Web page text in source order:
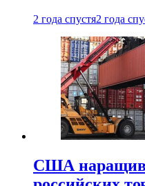
2 года спустя2 года
США